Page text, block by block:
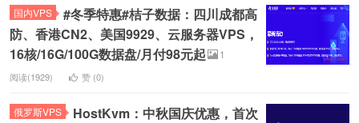
国内VPS
#冬季特惠#桔子数据：四川成都高
防、香港CN2、美国9929、云服务器VPS，
16核/16G/100G数据盘/月付98元起
1
阅读(1929) 赞 (0)
俄罗斯VPS
HostKvm：中秋国庆优惠，首次